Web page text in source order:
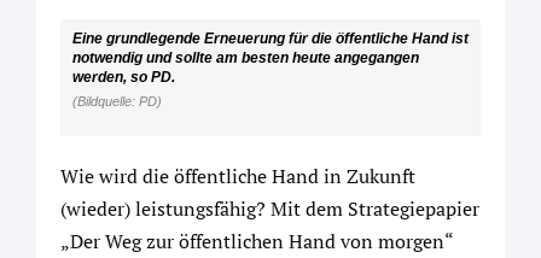
Eine grundlegende Erneuerung für die öffentliche Hand ist
notwendig und sollte am besten heute angegangen
werden, so PD.
(Bildquelle: PD)
Wie wird die öffentliche Hand in Zukunft
(wieder) leistungsfähig? Mit dem Strategiepapier
„Der Weg zur öffentlichen Hand von morgen“